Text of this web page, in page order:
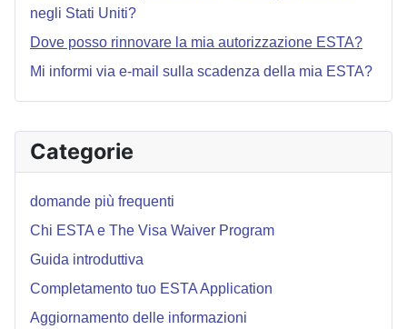
Categorie
domande più frequenti
Chi ESTA e The Visa Waiver Program
Guida introduttiva
Completamento tuo ESTA Application
Aggiornamento delle informazioni
negli Stati Uniti?
Dove posso rinnovare la mia autorizzazione ESTA?
Mi informi via e-mail sulla scadenza della mia ESTA?